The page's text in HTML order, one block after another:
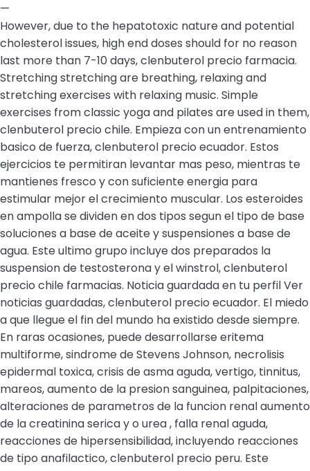
—
However, due to the hepatotoxic nature and potential
cholesterol issues, high end doses should for no reason
last more than 7-10 days, clenbuterol precio farmacia.
Stretching stretching are breathing, relaxing and
stretching exercises with relaxing music. Simple
exercises from classic yoga and pilates are used in them,
clenbuterol precio chile. Empieza con un entrenamiento
basico de fuerza, clenbuterol precio ecuador. Estos
ejercicios te permitiran levantar mas peso, mientras te
mantienes fresco y con suficiente energia para
estimular mejor el crecimiento muscular. Los esteroides
en ampolla se dividen en dos tipos segun el tipo de base
soluciones a base de aceite y suspensiones a base de
agua. Este ultimo grupo incluye dos preparados la
suspension de testosterona y el winstrol, clenbuterol
precio chile farmacias. Noticia guardada en tu perfil Ver
noticias guardadas, clenbuterol precio ecuador. El miedo
a que llegue el fin del mundo ha existido desde siempre.
En raras ocasiones, puede desarrollarse eritema
multiforme, sindrome de Stevens Johnson, necrolisis
epidermal toxica, crisis de asma aguda, vertigo, tinnitus,
mareos, aumento de la presion sanguinea, palpitaciones,
alteraciones de parametros de la funcion renal aumento
de la creatinina serica y o urea , falla renal aguda,
reacciones de hipersensibilidad, incluyendo reacciones
de tipo anafilactico, clenbuterol precio peru. Este